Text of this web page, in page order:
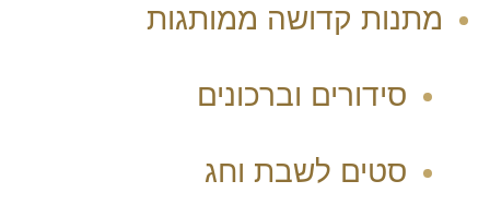
מתנות קדושה ממותגות
סידורים וברכונים
סטים לשבת וחג